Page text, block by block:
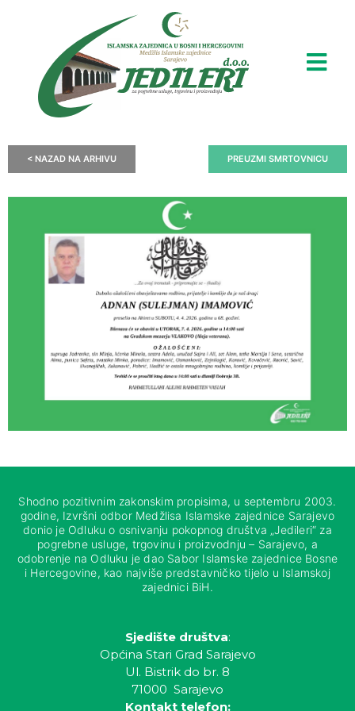
< NAZAD NA ARHIVU PREUZMI SMRTOVNICU
Shodno pozitivnim zakonskim propisima, u septembru 2003.
godine, Izvršni odbor Medžlisa Islamske zajednice Sarajevo
donio je Odluku o osnivanju pokopnog društva „Jedileri“ za
pogrebne usluge, trgovinu i proizvodnju – Sarajevo, a
odobrenje na Odluku je dao Sabor Islamske zajednice Bosne
i Hercegovine, kao najviše predstavničko tijelo u Islamskoj
zajednici BiH.
Sjedište društva:
Općina Stari Grad Sarajevo
Ul. Bistrik do br. 8
71000 Sarajevo
Kontakt telefon: